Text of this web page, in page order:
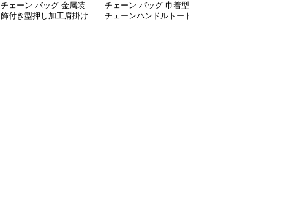
チェーン バッグ 金属装
飾付き型押し加工肩掛け
チェーン バッグ 巾着型
チェーンハンドルトート